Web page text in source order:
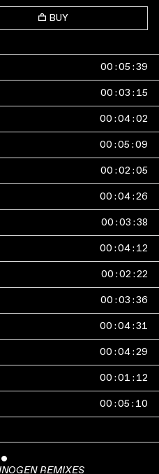
BUY
00 :05 :39
00 :03 : 15
00 :04:02
00 :05 :09
00 :02 :05
00 :04:26
00 :03 :38
00 :04: 12
00 :02 :22
00 :03 :36
00 :04:31
00 :04:29
00 :01 : 12
00 :05 : 10
ˇ
REMIXES